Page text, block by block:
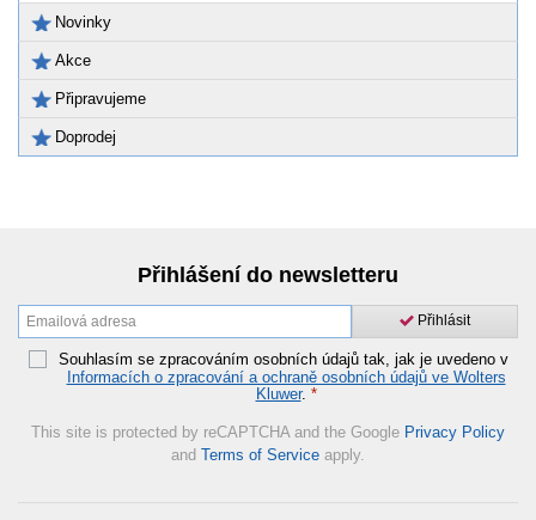
Novinky
Akce
Připravujeme
Doprodej
Přihlášení do newsletteru
Přihlásit
Souhlasím se zpracováním osobních údajů tak, jak je uvedeno v
Informacích o zpracování a ochraně osobních údajů ve Wolters
Kluwer. *
This site is protected by reCAPTCHA and the Google Privacy Policy
and Terms of Service apply.